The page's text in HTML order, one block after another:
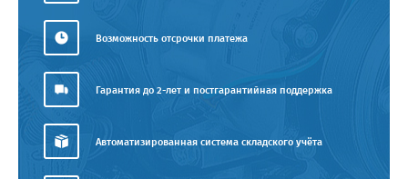
Возможность отсрочки платежа
Гарантия до 2-лет и постгарантийная поддержка
Автоматизированная система складского учёта